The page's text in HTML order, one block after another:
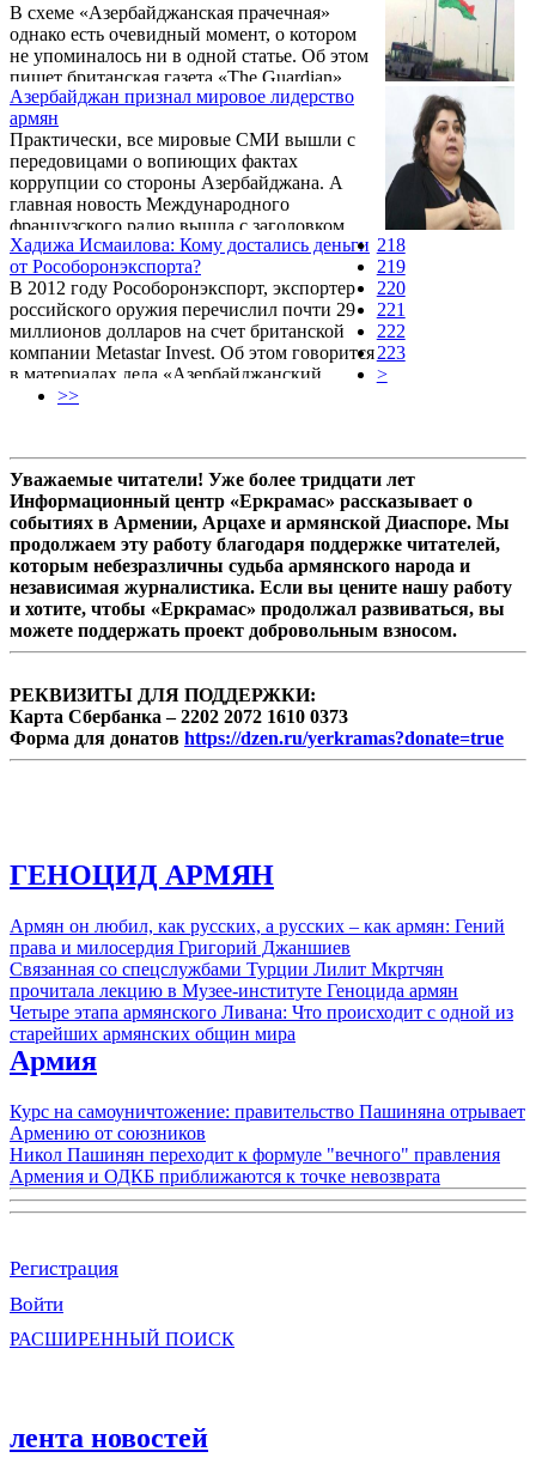
позволяющие питать слабую надежду на то,
что указанные факты будут расследованы со
всеми вытекающими последствиями, в том
числе - политического характера. В
частности, в ПАСЕ с этой целью создана
экспертная группа, а представитель
правительства ...
В схеме «Азербайджанская прачечная»
однако есть очевидный момент, о котором
не упоминалось ни в одной статье. Об этом
пишет британская газета «The Guardian».
Азербайджан признал мировое лидерство
армян
Практически, все мировые СМИ вышли с
передовицами о вопиющих фактах
коррупции со стороны Азербайджана. А
главная новость Международного
французского радио вышла с заголовком
«Можно ли называть Азербайджан
«диктатурой»: под Парижем начался
процесс».
Хадижа Исмаилова: Кому достались деньги
от Рособоронэкспорта?
В 2012 году Рособоронэкспорт, экспортер
российского оружия перечислил почти 29
миллионов долларов на счет британской
компании Metastar Invest. Об этом говорится
в материалах дела «Азербайджанский
лондромат».
218
219
220
221
222
223
>
>>
Уважаемые читатели! Уже более тридцати лет
Информационный центр «Еркрамас» рассказывает о
событиях в Армении, Арцахе и армянской Диаспоре. Мы
продолжаем эту работу благодаря поддержке читателей,
которым небезразличны судьба армянского народа и
независимая журналистика. Если вы цените нашу работу
и хотите, чтобы «Еркрамас» продолжал развиваться, вы
можете поддержать проект добровольным взносом.
РЕКВИЗИТЫ ДЛЯ ПОДДЕРЖКИ:
Карта Сбербанка – 2202 2072 1610 0373
Форма для донатов https://dzen.ru/yerkramas?donate=true
ГЕНОЦИД АРМЯН
Армян он любил, как русских, а русских – как армян: Гений
права и милосердия Григорий Джаншиев
Связанная со спецслужбами Турции Лилит Мкртчян
прочитала лекцию в Музее-институте Геноцида армян
Четыре этапа армянского Ливана: Что происходит с одной из
старейших армянских общин мира
Армия
Курс на самоуничтожение: правительство Пашиняна отрывает
Армению от союзников
Никол Пашинян переходит к формуле "вечного" правления
Армения и ОДКБ приближаются к точке невозврата
Регистрация
Войти
РАСШИРЕННЫЙ ПОИСК
лента новостей